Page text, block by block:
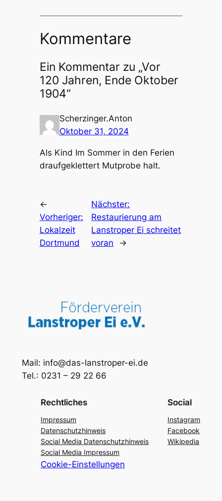
Kommentare
Ein Kommentar zu „Vor
120 Jahren, Ende Oktober
1904“
Scherzinger.Anton
Oktober 31, 2024
Als Kind Im Sommer in den Ferien
draufgeklettert Mutprobe halt.
←
Vorheriger:
Lokalzeit
Dortmund
Nächster:
Restaurierung am
Lanstroper Ei schreitet
voran
→
Mail: info@das-lanstroper-ei.de
Tel.: 0231 – 29 22 66
Rechtliches
Impressum
Datenschutzhinweis
Social Media Datenschutzhinweis
Social Media Impressum
Cookie-Einstellungen
Social
Instagram
Facebook
Wikipedia